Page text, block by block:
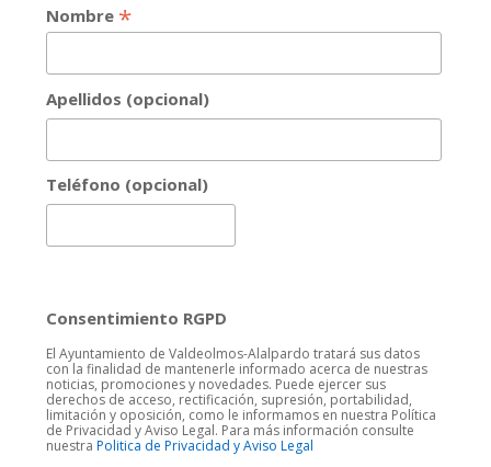
Nombre *
Apellidos (opcional)
Teléfono (opcional)
Consentimiento RGPD
El Ayuntamiento de Valdeolmos-Alalpardo tratará sus datos
con la finalidad de mantenerle informado acerca de nuestras
noticias, promociones y novedades. Puede ejercer sus
derechos de acceso, rectificación, supresión, portabilidad,
limitación y oposición, como le informamos en nuestra Política
de Privacidad y Aviso Legal. Para más información consulte
nuestra Politica de Privacidad y Aviso Legal